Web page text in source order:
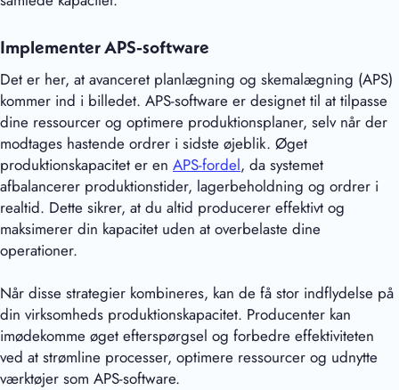
Implementer APS-software
Det er her, at avanceret planlægning og skemalægning (APS)
kommer ind i billedet. APS-software er designet til at tilpasse
dine ressourcer og optimere produktionsplaner, selv når der
modtages hastende ordrer i sidste øjeblik. Øget
produktionskapacitet er en APS-fordel, da systemet
afbalancerer produktionstider, lagerbeholdning og ordrer i
realtid. Dette sikrer, at du altid producerer effektivt og
maksimerer din kapacitet uden at overbelaste dine
operationer.
Når disse strategier kombineres, kan de få stor indflydelse på
din virksomheds produktionskapacitet. Producenter kan
imødekomme øget efterspørgsel og forbedre effektiviteten
ved at strømline processer, optimere ressourcer og udnytte
værktøjer som APS-software.